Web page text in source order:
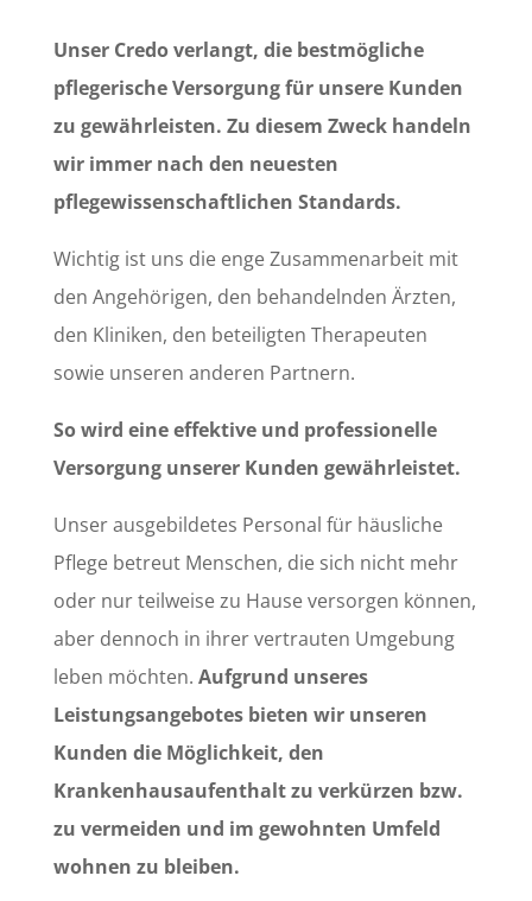
Unser Credo verlangt, die bestmögliche
pflegerische Versorgung für unsere Kunden
zu gewährleisten. Zu diesem Zweck handeln
wir immer nach den neuesten
pflegewissenschaftlichen Standards.
Wichtig ist uns die enge Zusammenarbeit mit
den Angehörigen, den behandelnden Ärzten,
den Kliniken, den beteiligten Therapeuten
sowie unseren anderen Partnern.
So wird eine effektive und professionelle
Versorgung unserer Kunden gewährleistet.
Unser ausgebildetes Personal für häusliche
Pflege betreut Menschen, die sich nicht mehr
oder nur teilweise zu Hause versorgen können,
aber dennoch in ihrer vertrauten Umgebung
leben möchten. Aufgrund unseres
Leistungsangebotes bieten wir unseren
Kunden die Möglichkeit, den
Krankenhausaufenthalt zu verkürzen bzw.
zu vermeiden und im gewohnten Umfeld
wohnen zu bleiben.